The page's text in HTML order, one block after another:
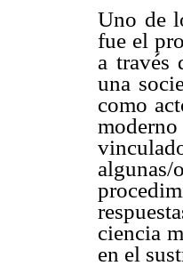
Uno de
fue el
a través
una
como
ciencia
en el